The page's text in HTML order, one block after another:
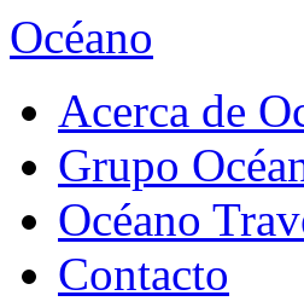
Océano
Acerca de
Grupo
Océano
Contacto